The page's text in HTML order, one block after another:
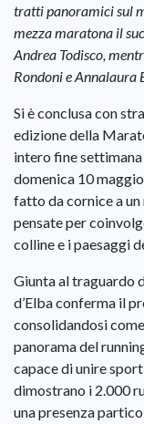
tratti panoramici sul
mezza maratona il
Andrea Todisco,
Rondoni e Annalaura
Si è conclusa con
edizione della
intero fine
domenica 10
fatto da cornice a
pensate per
colline e i paesaggi
Giunta al traguardo
d’Elba conferma il
consolidandosi
panorama del
capace di unire
dimostrano i 2.000
una presenza